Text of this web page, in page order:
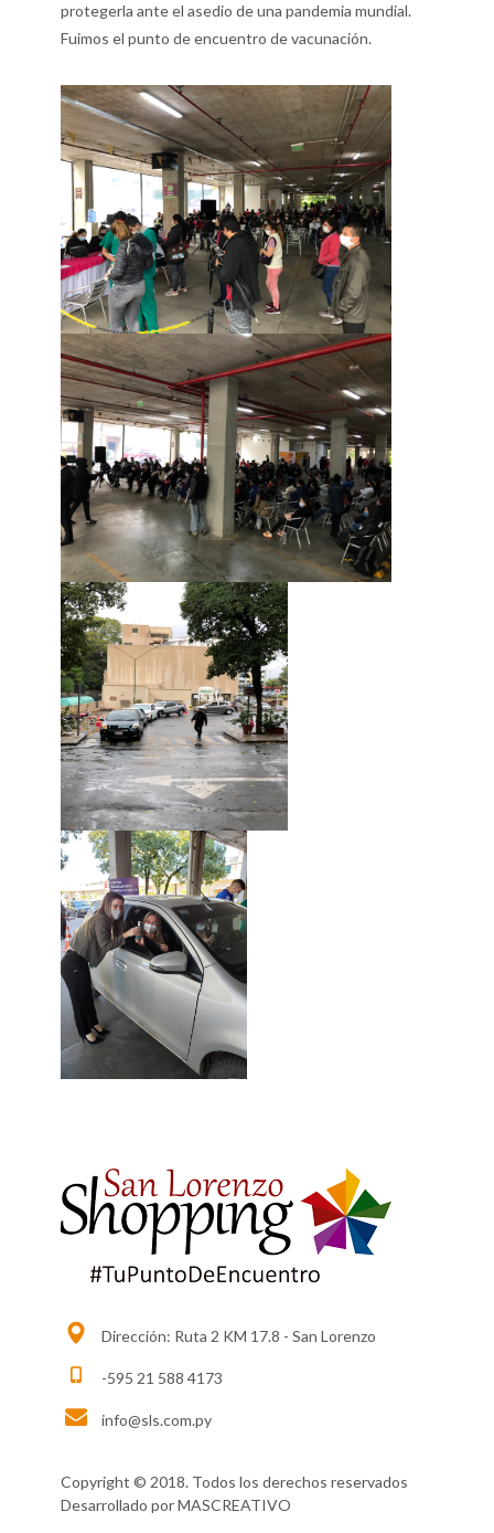
protegerla ante el asedio de una pandemia mundial.
Fuimos el punto de encuentro de vacunación.
Dirección: Ruta 2 KM 17.8 - San Lorenzo
-595 21 588 4173
info@sls.com.py
Copyright © 2018. Todos los derechos reservados
Desarrollado porMASCREATIVO